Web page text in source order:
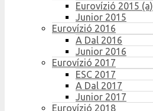
Eurovízió 2015 (a)
Junior 2015
Eurovízió 2016
A Dal 2016
Junior 2016
Eurovízió 2017
ESC 2017
A Dal 2017
Junior 2017
Eurovízió 2018